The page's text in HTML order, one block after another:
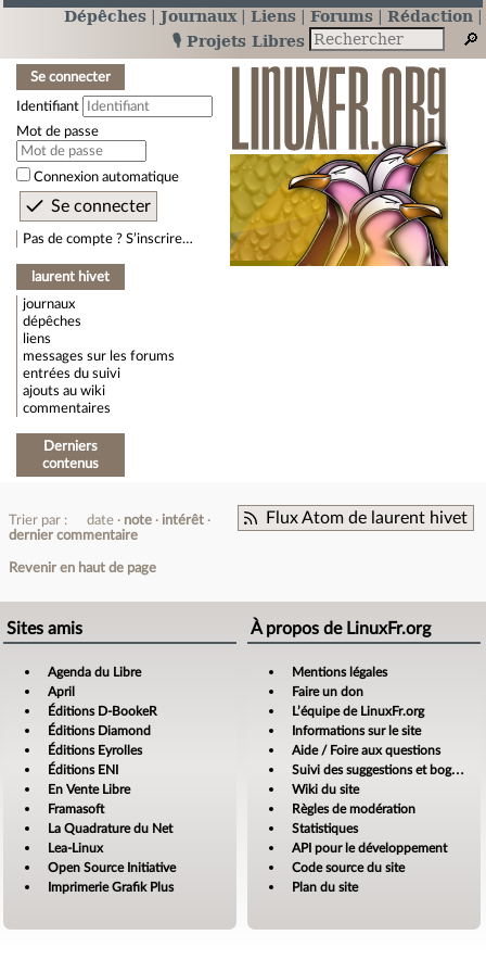
Dépêches Journaux Liens Forums
Rédaction
🎙️ Projets Libres
Se connecter
Identifiant
Mot de passe
Connexion automatique
Pas de compte ? S’inscrire…
laurent hivet
journaux
dépêches
liens
messages sur les forums
entrées du suivi
ajouts au wiki
commentaires
Derniers
contenus
Flux Atom de laurent hivet
Trier par : date note
intérêt
dernier commentaire
Revenir en haut de page
Sites amis
Agenda du Libre
April
Éditions D-BookeR
Éditions Diamond
Éditions Eyrolles
Éditions ENI
En Vente Libre
Framasoft
La Quadrature du Net
Lea-Linux
Open Source Initiative
Imprimerie Grafik Plus
À propos de LinuxFr.org
Mentions légales
Faire un don
L’équipe de LinuxFr.org
Informations sur le site
Aide / Foire aux questions
Suivi des suggestions et bogues
Wiki du site
Règles de modération
Statistiques
API pour le développement
Code source du site
Plan du site